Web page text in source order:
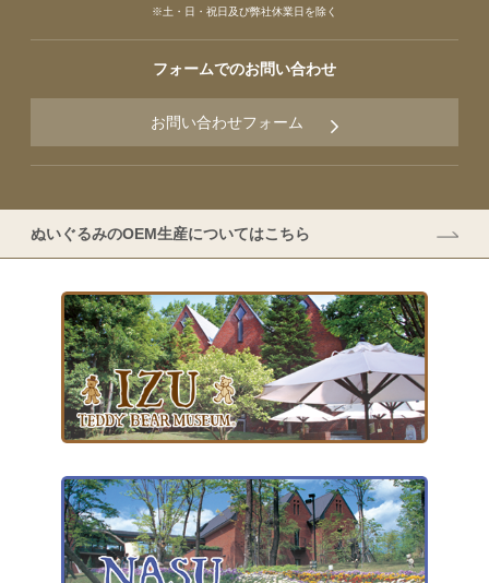
※土・日・祝日及び弊社休業日を除く
フォームでのお問い合わせ
お問い合わせフォーム
ぬいぐるみのOEM生産についてはこちら